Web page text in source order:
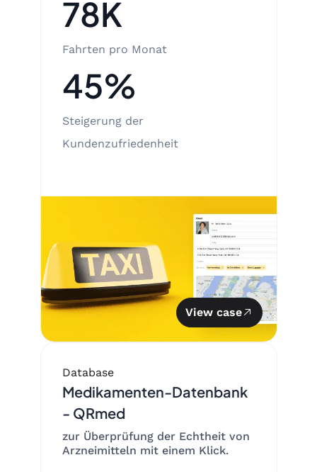
78K
Fahrten pro Monat
45%
Steigerung der
Kundenzufriedenheit
View case
Database
Medikamenten-Datenbank
- QRmed
zur Überprüfung der Echtheit von
Arzneimitteln mit einem Klick.